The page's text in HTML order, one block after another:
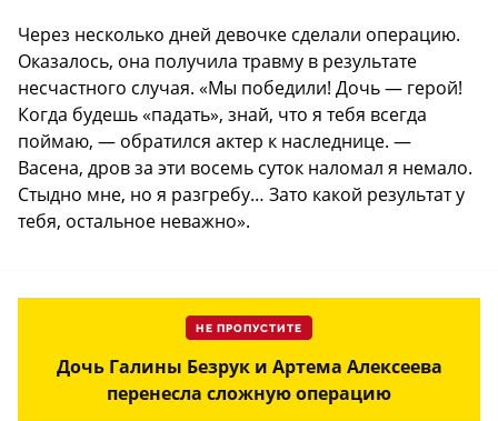
Через несколько дней девочке сделали операцию.
Оказалось, она получила травму в результате
несчастного случая. «Мы победили! Дочь — герой!
Когда будешь «падать», знай, что я тебя всегда
поймаю, — обратился актер к наследнице. —
Васена, дров за эти восемь суток наломал я немало.
Стыдно мне, но я разгребу… Зато какой результат у
тебя, остальное неважно».
НЕ ПРОПУСТИТЕ
Дочь Галины Безрук и Артема Алексеева
перенесла сложную операцию